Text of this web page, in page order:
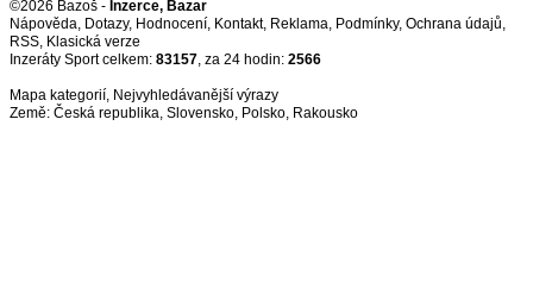
©2026 Bazoš - Inzerce, Bazar
Nápověda, Dotazy, Hodnocení, Kontakt, Reklama, Podmínky, Ochrana údajů,
RSS,
Inzeráty Sport celkem: 83157, za 24 hodin: 2566
Mapa kategorií, Nejvyhledávanější výrazy
Země: Česká republika, Slovensko, Polsko, Rakousko